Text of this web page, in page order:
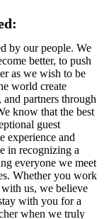
by our people. We
better, to push
as we wish to be
world create
and partners through
know that the best
guest
experience and
in recognizing a
everyone we meet
Whether you work
us, we believe
with you for a
when we truly